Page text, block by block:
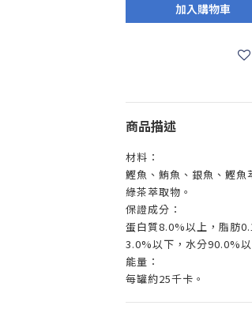
加入購物車
商品描述
材料：
鰹魚、鮪魚、銀魚、鰹魚
綠茶萃取物。
保證成分：
蛋白質8.0%以上，脂肪
3.0%以下，水分90.0%以
能量：
每罐約25千卡。